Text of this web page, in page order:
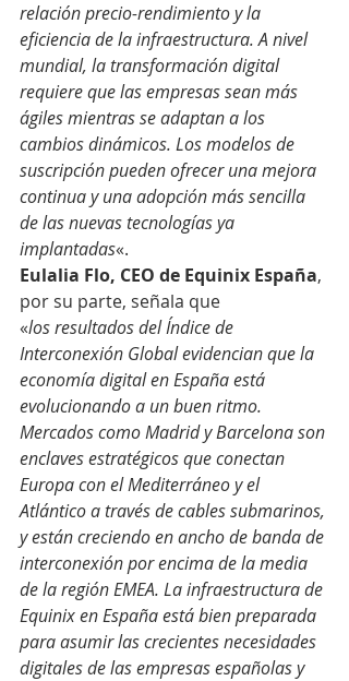
relación precio-rendimiento y la
eficiencia de la infraestructura. A nivel
mundial, la transformación digital
requiere que las empresas sean más
ágiles mientras se adaptan a los
cambios dinámicos. Los modelos de
suscripción pueden ofrecer una mejora
continua y una adopción más sencilla
de las nuevas tecnologías ya
implantadas«.
Eulalia Flo, CEO de Equinix España,
por su parte, señala que
«los resultados del Índice de
Interconexión Global evidencian que la
economía digital en España está
evolucionando a un buen ritmo.
Mercados como Madrid y Barcelona son
enclaves estratégicos que conectan
Europa con el Mediterráneo y el
Atlántico a través de cables submarinos,
y están creciendo en ancho de banda de
interconexión por encima de la media
de la región EMEA. La infraestructura de
Equinix en España está bien preparada
para asumir las crecientes necesidades
digitales de las empresas españolas y